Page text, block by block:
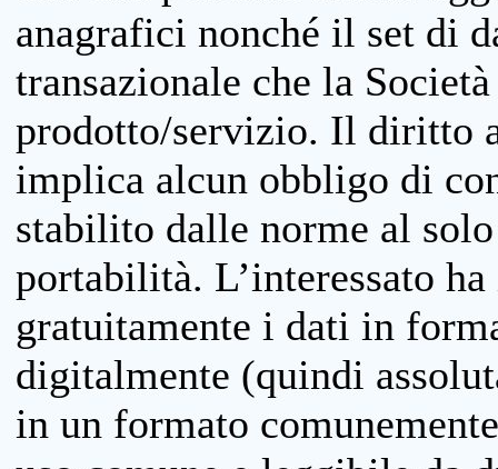
anagrafici nonché il set di
transazionale che la
prodotto/servizio. Il diritto
implica alcun obbligo di
stabilito dalle norme al
portabilità. L’interessato
gratuitamente i dati in
digitalmente (quindi
in un formato